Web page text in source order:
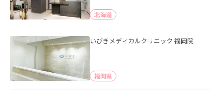
北海道
いびきメディカルクリニック 福岡院
福岡県